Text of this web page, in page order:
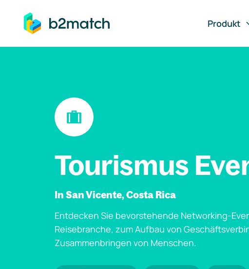
springen
Produkt
Tourismus
In San Vicente, Costa Rica
Entdecken Sie bevorstehende Networking-
Reisebranche, zum Aufbau von
Zusammenbringen von Menschen.